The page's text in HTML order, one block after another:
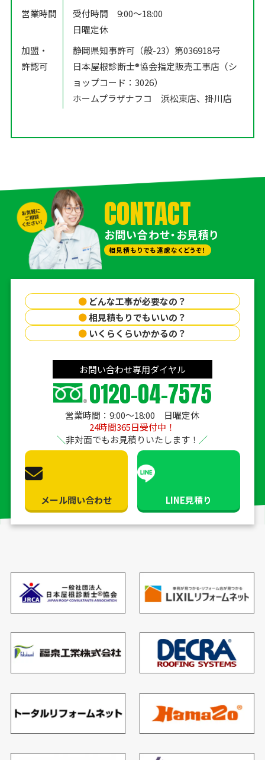
営業時間
受付時間 9:00〜18:00
日曜定休
加盟・
許認可
静岡県知事許可（般-23）第036918号
日本屋根診断士®️協会指定販売工事店（シ
ョップコード：3026）
ホームプラザナフコ 浜松東店、掛川店
CONTACT
お問い合わせ・お見積り
相見積もりでも遠慮なくどうぞ！
● どんな工事が必要なの？
●相見積もりでもいいの？
● いくらくらいかかるの？
お問い合わせ専用ダイヤル
0120-04-7575
営業時間：9:00〜18:00 日曜定休
24時間365日受付中！
非対面でもお見積りいたします！
メール問い合わせ LINE見積り